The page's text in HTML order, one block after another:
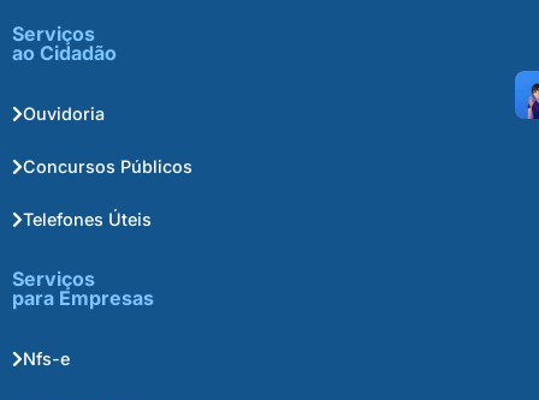
Serviços
ao Cidadão
Ouvidoria
Concursos Públicos
Telefones Úteis
Serviços
para Empresas
Nfs-e